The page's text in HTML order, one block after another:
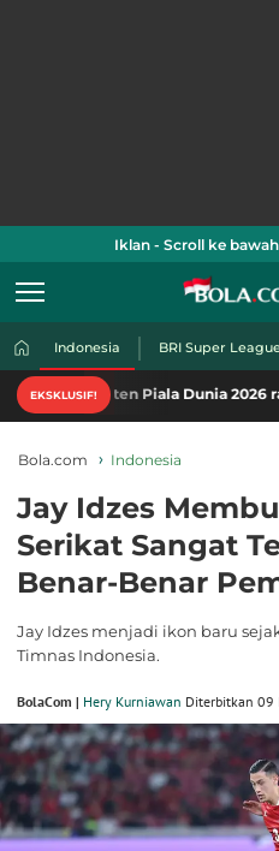
Iklan - Scroll ke
Indonesia BRI Super
EKSKLUSIF!
Piala Dunia 2026 racikan khas
Bola.com Indonesia
Jay Idzes
Serikat Sangat
Benar-Benar
Jay Idzes menjadi ikon baru
Timnas Indonesia.
BolaCom | Hery Kurniawan Diterbitkan 09